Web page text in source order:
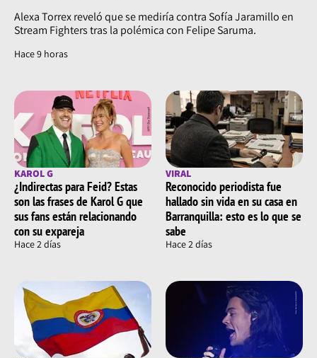
Alexa Torrex reveló que se mediría contra Sofía Jaramillo en
Stream Fighters tras la polémica con Felipe Saruma.
Hace 9 horas
KAROL G
¿Indirectas para Feid? Estas
son las frases de Karol G que
sus fans están relacionando
con su expareja
Hace 2 días
VIRAL
Reconocido periodista fue
hallado sin vida en su casa en
Barranquilla: esto es lo que se
sabe
Hace 2 días